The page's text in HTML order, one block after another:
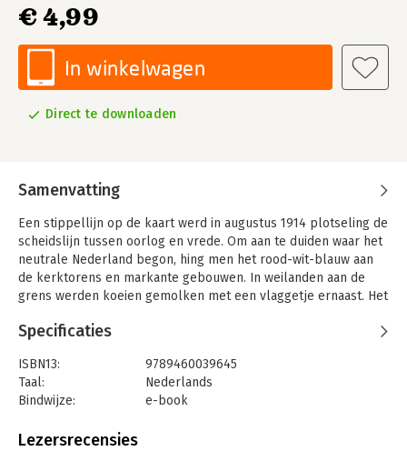
€ 4,99
In winkelwagen
Direct te downloaden
Samenvatting
Een stippellijn op de kaart werd in augustus 1914 plotseling de
scheidslijn tussen oorlog en vrede. Om aan te duiden waar het
neutrale Nederland begon, hing men het rood-wit-blauw aan
de kerktorens en markante gebouwen. In weilanden aan de
grens werden koeien gemolken met een vlaggetje ernaast. Het
kadavers stroomden met de Maas het land in en nadat
vluchtelingenstroom op gang.
Het was een illusie dat door de Nederlandse neutraliteit alles
zijn normale gang zou blijven gaan. De jaren 1914-1918 werden
hart van Nederland. Toen de Duitse keizer zich op een vroege
Specificaties
ISBN13:
9789460039645
Taal:
Nederlands
Bindwijze:
e-book
Bestandsformaat:
Lezersrecensies